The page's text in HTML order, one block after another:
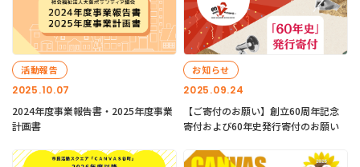
2025.10.07
活動報告
2024年度事業報告書・2025年度事業
計画書
2025.09.24
お知らせ
【ご寄付のお願い】創立60周年記念
寄付および60年史発行寄付のお願い